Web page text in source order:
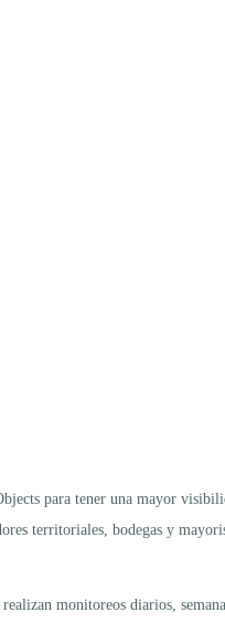
para tener una mayor
territoriales, bodegas y
monitoreos diarios,